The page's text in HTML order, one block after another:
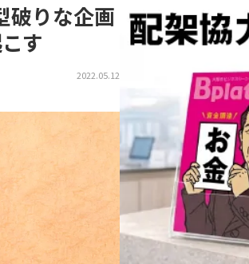
破りな企画
す
2022.05.12